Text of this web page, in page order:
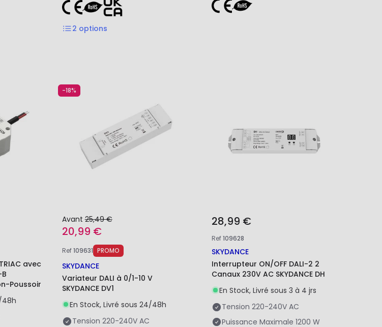
2 options
avec
Poussoir
48h
-18%
Avant 25,49 €
20,99 €
Ref109631 PROMO
SKYDANCE
Variateur DALI à 0/1-10 V
SKYDANCE DV1
En Stock, Livré sous 24/48h
Tension 220-240V AC
28,99 €
Ref109628
SKYDANCE
Interrupteur ON/OFF DALI-2 2
Canaux 230V AC SKYDANCE DH
En Stock, Livré sous 3 à 4 jrs
Tension 220-240V AC
Puissance Maximale 1200 W